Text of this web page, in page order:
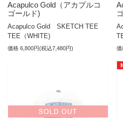
Acapulco Gold（アカプルコ
ゴールド)
Acapulco Gold SKETCH TEE
TEE（WHITE)
価格 6,800円(税込7,480円) 価